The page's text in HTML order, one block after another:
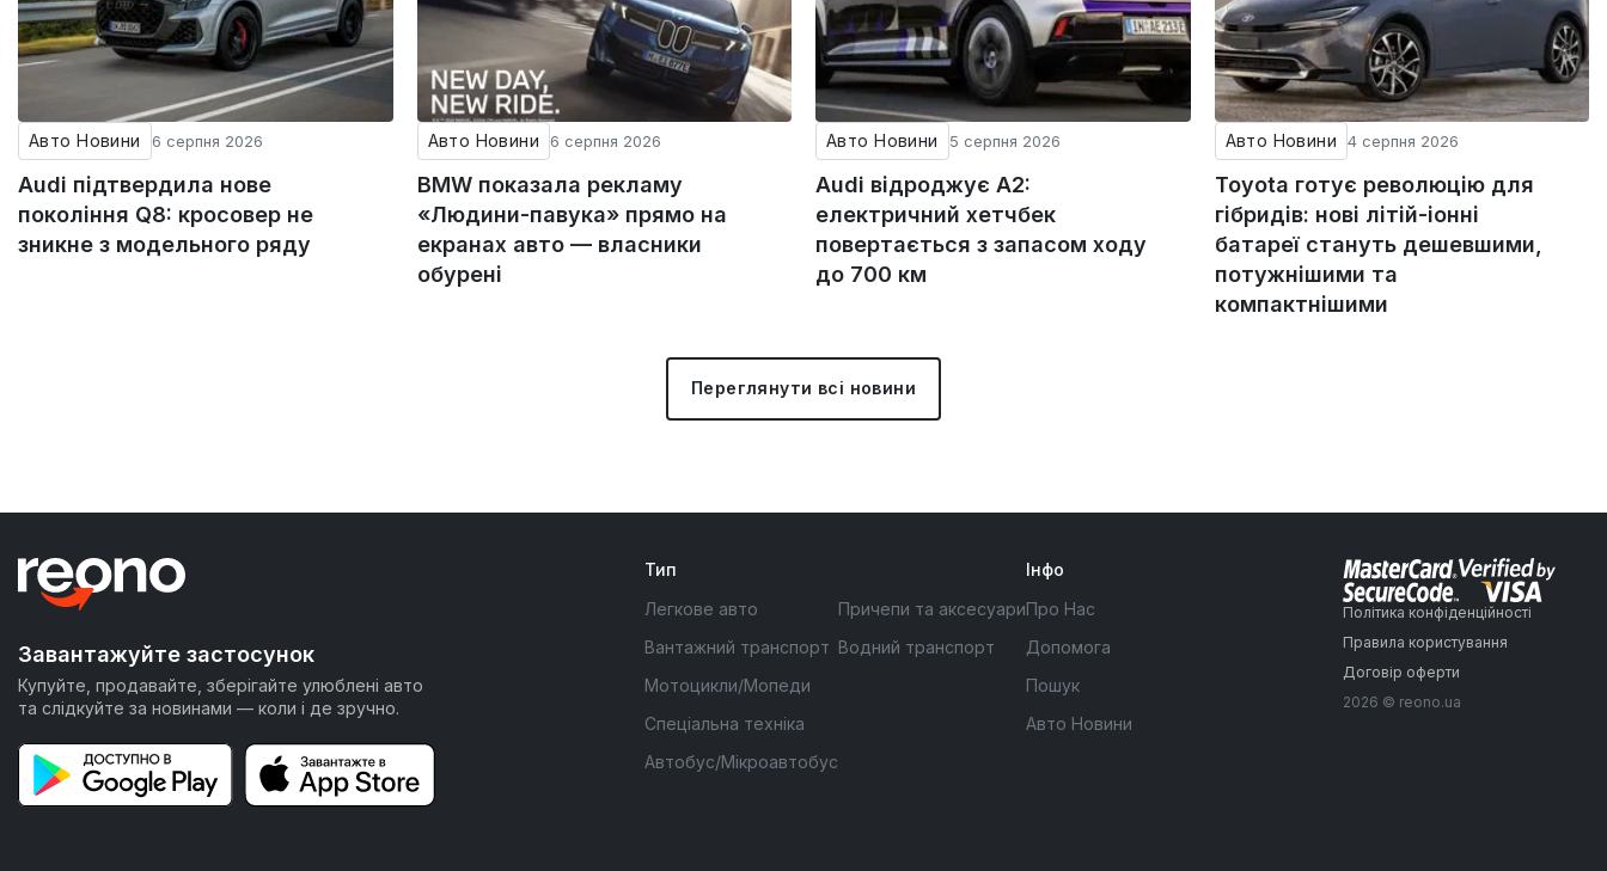
Авто Новини 6 серпня 2026
Audi підтвердила нове
покоління Q8: кросовер не
зникне з модельного ряду
Авто Новини 6 серпня 2026
BMW показала рекламу
«Людини-павука» прямо на
екранах авто — власники
обурені
Авто Новини 5 серпня 2026
Audi відроджує A2:
електричний хетчбек
повертається з запасом ходу
до 700 км
Авто Новини 4 серпня 2026
Toyota готує революцію для
гібридів: нові літій-іонні
батареї стануть дешевшими,
потужнішими та
компактнішими
Переглянути всі новини
Завантажуйте застосунок
Купуйте, продавайте, зберігайте улюблені авто
та слідкуйте за новинами — коли і де зручно.
Тип
Легкове авто
Вантажний транспорт
Мотоцикли/Мопеди
Спеціальна техніка
Автобус/Мікроавтобус
Причепи та аксесуари
Водний транспорт
Інфо
Про Нас
Допомога
Пошук
Авто Новини
Політика конфіденційності
Правила користування
Договір оферти
2026 © reono.ua